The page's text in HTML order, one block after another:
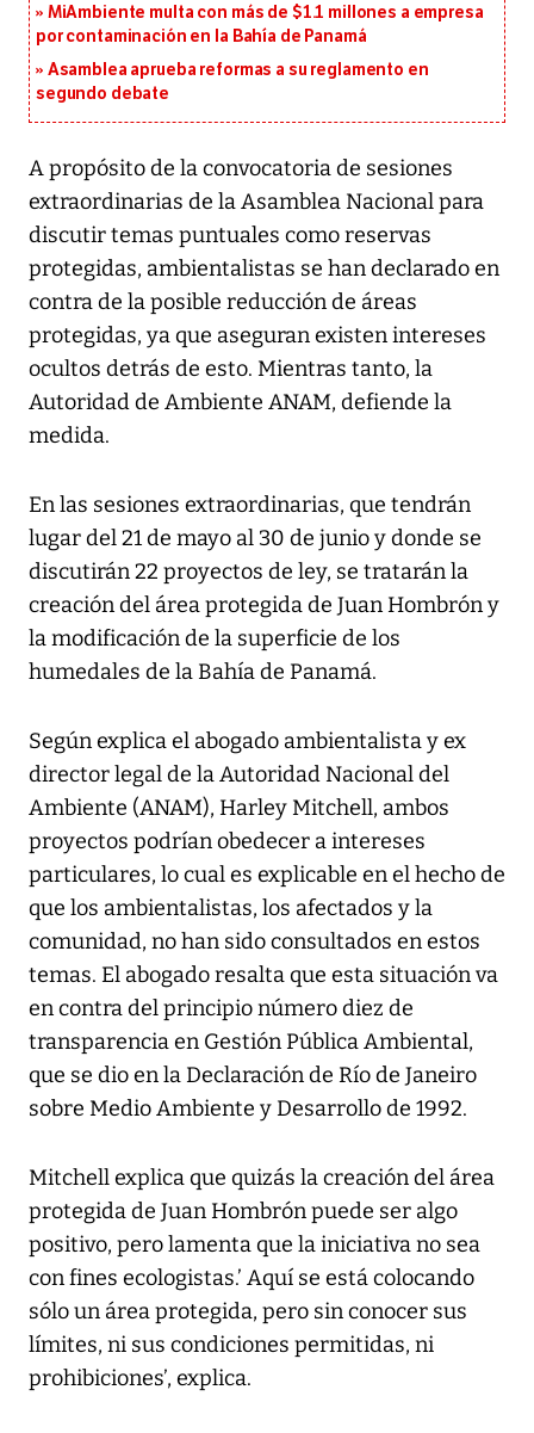
MiAmbiente multa con más de $1.1 millones a empresa
por contaminación en la Bahía de Panamá
Asamblea aprueba reformas a su reglamento en
segundo debate
A propósito de la convocatoria de sesiones
extraordinarias de la Asamblea Nacional para
discutir temas puntuales como reservas
protegidas, ambientalistas se han declarado en
contra de la posible reducción de áreas
protegidas, ya que aseguran existen intereses
ocultos detrás de esto. Mientras tanto, la
Autoridad de Ambiente ANAM, defiende la
medida.
En las sesiones extraordinarias, que tendrán
lugar del 21 de mayo al 30 de junio y donde se
discutirán 22 proyectos de ley, se tratarán la
creación del área protegida de Juan Hombrón y
la modificación de la superficie de los
humedales de la Bahía de Panamá.
Según explica el abogado ambientalista y ex
director legal de la Autoridad Nacional del
Ambiente (ANAM), Harley Mitchell, ambos
proyectos podrían obedecer a intereses
particulares, lo cual es explicable en el hecho de
que los ambientalistas, los afectados y la
comunidad, no han sido consultados en estos
temas. El abogado resalta que esta situación va
en contra del principio número diez de
transparencia en Gestión Pública Ambiental,
que se dio en la Declaración de Río de Janeiro
sobre Medio Ambiente y Desarrollo de 1992.
Mitchell explica que quizás la creación del área
protegida de Juan Hombrón puede ser algo
positivo, pero lamenta que la iniciativa no sea
con fines ecologistas.’ Aquí se está colocando
sólo un área protegida, pero sin conocer sus
límites, ni sus condiciones permitidas, ni
prohibiciones’, explica.